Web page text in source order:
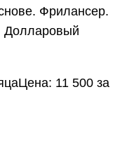
Фрилансер.
Долларовый
11 500 за